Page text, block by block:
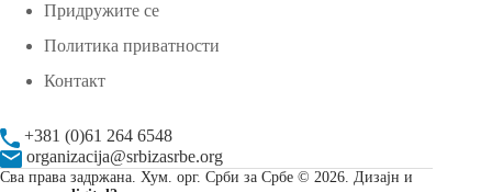
Придружите се
Политика приватности
Контакт
+381 (0)61 264 6548
organizacija@srbizasrbe.org
Сва права задржана. Хум. орг. Срби за Србе © 2026. Дизајн и